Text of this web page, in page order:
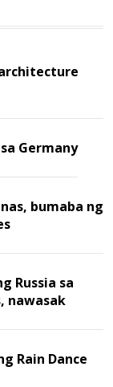
Germany
bumaba ng
Russia sa
nawasak
Rain Dance